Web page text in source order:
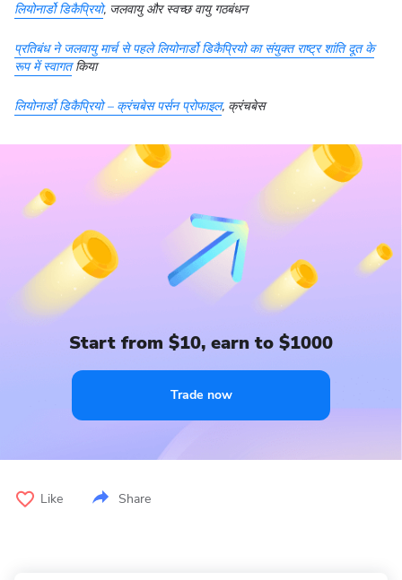
लियोनार्डो डिकैप्रियो, जलवायु और स्वच्छ वायु गठबंधन
प्रतिबंध ने जलवायु मार्च से पहले लियोनार्डो डिकैप्रियो का संयुक्त राष्ट्र शांति दूत के
रूप में स्वागतकिया
लियोनार्डो डिकैप्रियो – क्रंचबेस पर्सन प्रोफाइल, क्रंचबेस
Start from $10, earn to $1000
Trade now
Like Share